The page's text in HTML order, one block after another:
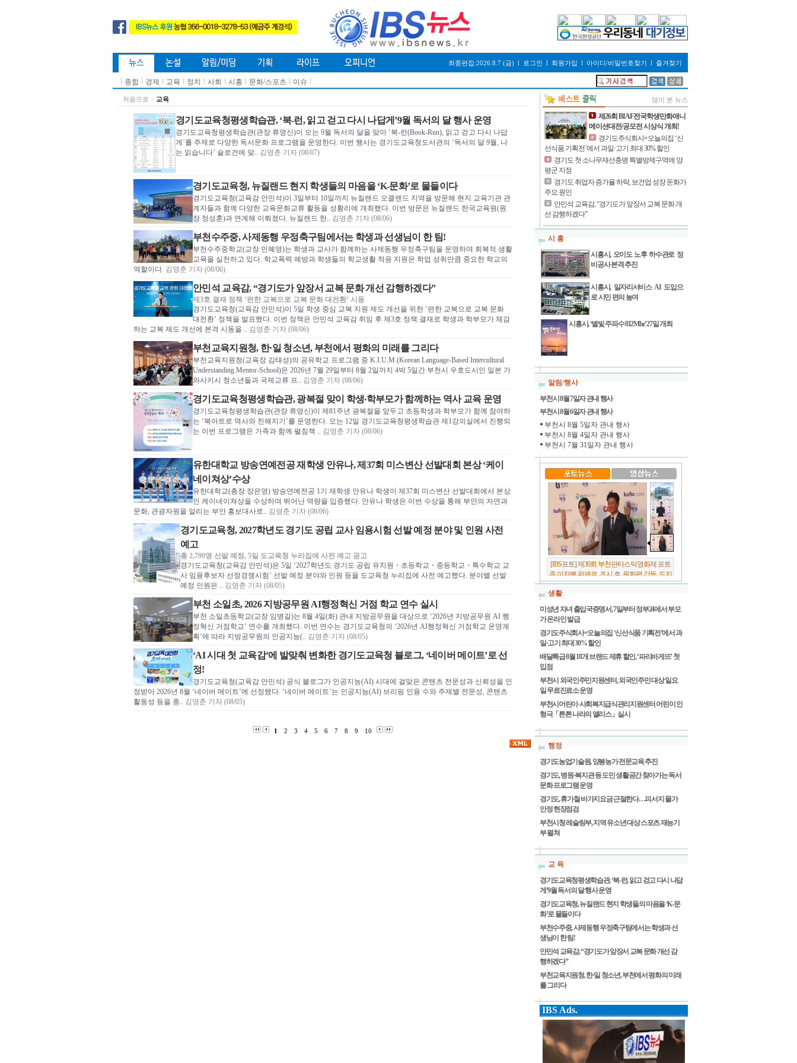
최종편집:2026.8.7 (금) l 로그인 l 회원가입 l 아이디/비밀번호찾기 l 즐겨찾기
l 종합 l 경제 l 교육 l 정치 l 사회 l 시흥 l 문화/스포츠 l 이슈 l
처음으로 > 교육
경기도교육청평생학습관, ‘북-런, 읽고 걷고 다시 나답게’9월 독서의 달 행사 운영
경기도교육청평생학습관(관장 류영신)이 오는 9월 독서의 달을 맞아 ‘북-런(Book-Run), 읽고 걷고 다시 나답
게’를 주제로 다양한 독서문화 프로그램을 운영한다. 이번 행사는 경기도교육청도서관의 ‘독서의 달 9월, 나
는 읽습니다’ 슬로건에 맞.. 김영춘 기자 (08/07)
경기도교육청, 뉴질랜드 현지 학생들의 마음을 ‘K-문화’로 물들이다
경기도교육청(교육감 안민석)이 3일부터 10일까지 뉴질랜드 오클랜드 지역을 방문해 현지 교육기관 관
계자들과 함께 다양한 교육문화교류 활동을 성황리에 개최했다. 이번 방문은 뉴질랜드 한국교육원(원
장 정성훈)과 연계해 이뤄졌다. 뉴질랜드 한.. 김영춘 기자 (08/06)
부천수주중, 사제동행 우정축구팀에서는 학생과 선생님이 한 팀!
부천수주중학교(교장 민혜영)는 학생과 교사가 함께하는 사제동행 우정축구팀을 운영하며 회복적 생활
교육을 실천하고 있다. 학교폭력 예방과 학생들의 학교생활 적응 지원은 학업 성취만큼 중요한 학교의
역할이다. 김영춘 기자 (08/06)
안민석 교육감, “경기도가 앞장서 교복 문화 개선 감행하겠다”
제3호 결재 정책 ‘편한 교복으로 교복 문화 대전환’ 시동
경기도교육청(교육감 안민석)이 5일 학생 중심 교복 지원 제도 개선을 위한 ‘편한 교복으로 교복 문화
대전환’ 정책을 발표했다. 이번 정책은 안민석 교육감 취임 후 제3호 정책 결재로 학생과 학부모가 체감
하는 교복 제도 개선에 본격 시동을 .. 김영춘 기자 (08/06)
부천교육지원청, 한·일 청소년, 부천에서 평화의 미래를 그리다
부천교육지원청(교육장 김태성)의 공유학교 프로그램 중 K.I.U.M.(Korean Language-Based Intercultural
Understanding Mentor-School)은 2026년 7월 29일부터 8월 2일까지 4박 5일간 부천시 우호도시인 일본 가
와사키시 청소년들과 국제교류 프.. 김영춘 기자 (08/06)
경기도교육청평생학습관, 광복절 맞이 학생‧학부모가 함께하는 역사 교육 운영
경기도교육청평생학습관(관장 류영신)이 제81주년 광복절을 앞두고 초등학생과 학부모가 함께 참여하
는 ‘북아트로 역사와 친해지기’를 운영한다. 오는 12일 경기도교육청평생학습관 제1강의실에서 진행되
는 이번 프로그램은 가족과 함께 펼침책 .. 김영춘 기자 (08/06)
유한대학교 방송연예전공 재학생 안유나, 제37회 미스변산 선발대회 본상 ‘케이
네이쳐상’수상
유한대학교(총장 장은영) 방송연예전공 1기 재학생 안유나 학생이 제37회 미스변산 선발대회에서 본상
인 케이네이쳐상을 수상하며 뛰어난 역량을 입증했다. 안유나 학생은 이번 수상을 통해 부안의 자연과
문화, 관광자원을 알리는 부안 홍보대사로.. 김영춘 기자 (08/06)
경기도교육청, 2027학년도 경기도 공립 교사 임용시험 선발 예정 분야 및 인원 사전
예고
총 2,799명 선발 예정, 5일 도교육청 누리집에 사전 예고 공고
경기도교육청(교육감 안민석)은 5일 ‘2027학년도 경기도 공립 유치원・초등학교・중등학교・특수학교 교
사 임용후보자 선정경쟁시험’ 선발 예정 분야와 인원 등을 도교육청 누리집에 사전 예고했다. 분야별 선발
예정 인원은 .. 김영춘 기자 (08/05)
부천 소일초, 2026 지방공무원 AI행정혁신 거점 학교 연수 실시
부천 소일초등학교(교장 임병길)는 8월 4일(화) 관내 지방공무원을 대상으로 ‘2026년 지방공무원 AI 행
정혁신 거점학교’ 연수를 개최했다. 이번 연수는 경기도교육청의 ‘2026년 AI행정혁신 거점학교 운영계
획’에 따라 지방공무원의 인공지능(.. 김영춘 기자 (08/05)
‘AI 시대 첫 교육감’에 발맞춰 변화한 경기도교육청 블로그, ‘네이버 메이트’로 선
정!
경기도교육청(교육감 안민석) 공식 블로그가 인공지능(AI) 시대에 걸맞은 콘텐츠 전문성과 신뢰성을 인
정받아 2026년 8월 ‘네이버 메이트’에 선정됐다. ‘네이버 메이트’는 인공지능(AI) 브리핑 인용 수와 주제별 전문성, 콘텐츠
활동성 등을 종.. 김영춘 기자 (08/05)
1 2 3 4 5 6 7 8 9 10
많이 본 뉴스
제26회 BIAF전국학생만화애니
메이션대전/공모전 시상식 개최!
경기도주식회사×오늘의집 ‘신
선식품 기획전’에서 과일·고기 최대 30% 할인
경기도 첫 소나무재선충병 특별방제구역에 양
평군 지정
경기도 취업자 증가율 하락, 보건업 성장 둔화가
주요 원인
안민석 교육감, “경기도가 앞장서 교복 문화 개
선 감행하겠다”
시 흥
시흥시, 오이도 노후 하수관로 정
비공사 본격 추진
시흥시, 일자리서비스 AI 도입으
로 시민 편의 높여
시흥시, ‘별빛 주파수 812Mhz’ 27일 개최
알림/행사
부천시 8월 7일자 관내 행사
부천시 8월 6일자 관내 행사
부천시 8월 5일자 관내 행사
부천시 8월 4일자 관내 행사
부천시 7월 31일자 관내 행사
[IBS포토] 제30회 부천판타스틱영화제 포토
존 이자벨 위페르, 조시 호, 원화평 감독, 도지
원 배우
생활
미성년 자녀 출입국증명서, 7일부터 정부24에서 부모
가 온라인 발급
경기도주식회사×오늘의집 ‘신선식품 기획전’에서 과
일·고기 최대 30% 할인
배달특급 8월 18개 브랜드 제휴 할인, ‘파리바게뜨’ 첫
입점
부천시 외국인주민지원센터, 외국인주민 대상 일요
일 무료진료소 운영
부천시어린이·사회복지급식관리지원센터 어린이 인
형극「튼튼 나라의 앨리스」실시
행정
경기도농업기술원, 양봉농가 전문교육 추진
경기도, 병원·복지관 등 도민 생활공간 찾아가는 독서
문화 프로그램 운영
경기도, 휴가철 바가지요금 근절한다…피서지 물가
안정 현장점검
부천시청 레슬링부, 지역 유소년 대상 스포츠 재능기
부 펼쳐
교 육
경기도교육청평생학습관, ‘북-런, 읽고 걷고 다시 나답
게’9월 독서의 달 행사 운영
경기도교육청, 뉴질랜드 현지 학생들의 마음을 ‘K-문
화’로 물들이다
부천수주중, 사제동행 우정축구팀에서는 학생과 선
생님이 한 팀!
안민석 교육감, “경기도가 앞장서 교복 문화 개선 감
행하겠다”
부천교육지원청, 한·일 청소년, 부천에서 평화의 미래
를 그리다